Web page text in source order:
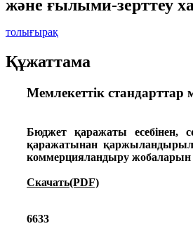
және ғылыми-зерттеу
толығырақ
Құжаттама
Мемлекеттік стандарттар
Бюджет қаражаты есебінен,
қаражатынан
коммерцияландыру жобаларын
Скачать(PDF)
6633